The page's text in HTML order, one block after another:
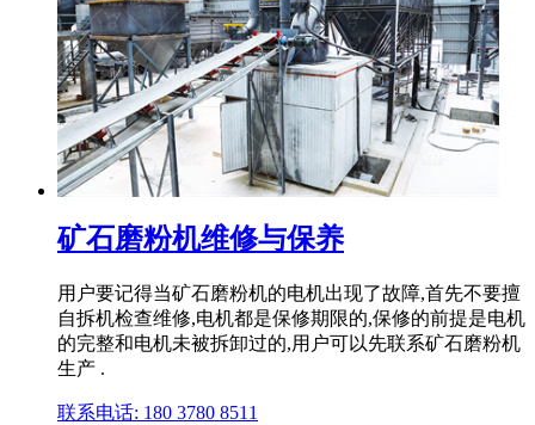
矿石磨粉机维修与保养
用户要记得当矿石磨粉机的电机出现了故障,首先不要擅
自拆机检查维修,电机都是保修期限的,保修的前提是电机
的完整和电机未被拆卸过的,用户可以先联系矿石磨粉机
生产 .
联系电话: 180 3780 8511